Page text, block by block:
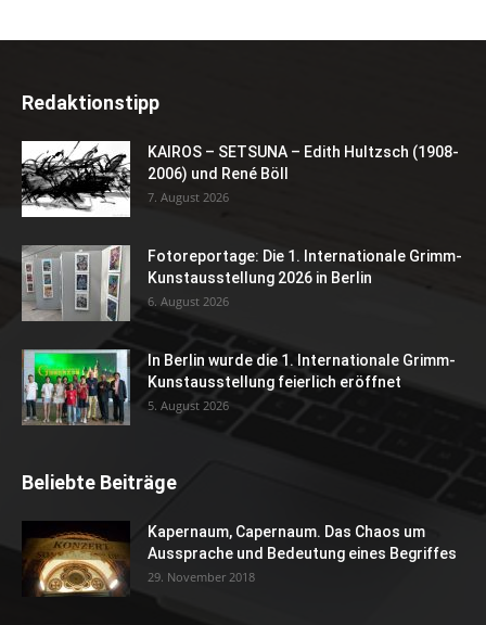
Redaktionstipp
KAIROS – SETSUNA – Edith Hultzsch (1908-
2006) und René Böll
7. August 2026
Fotoreportage: Die 1. Internationale Grimm-
Kunstausstellung 2026 in Berlin
6. August 2026
In Berlin wurde die 1. Internationale Grimm-
Kunstausstellung feierlich eröffnet
5. August 2026
Beliebte Beiträge
Kapernaum, Capernaum. Das Chaos um
Aussprache und Bedeutung eines Begriffes
29. November 2018